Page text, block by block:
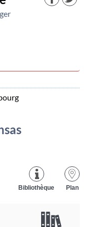
Plan
Bibliothèque